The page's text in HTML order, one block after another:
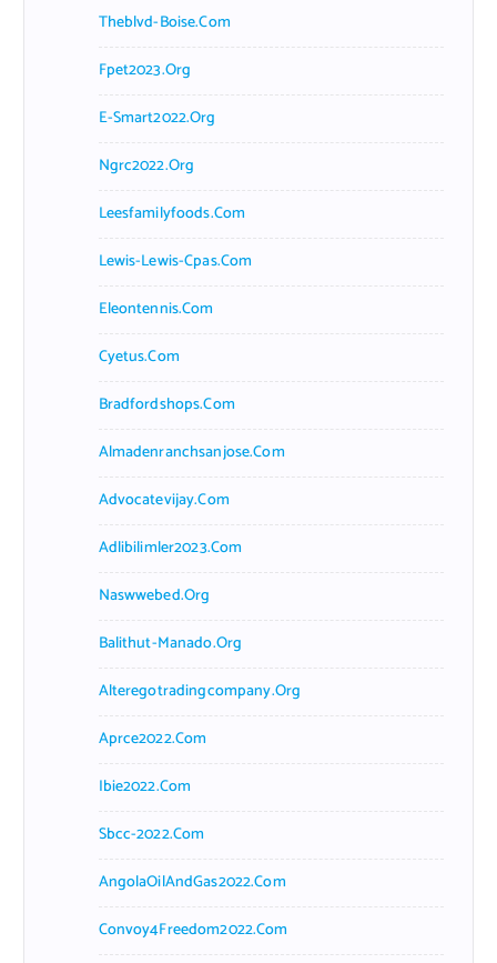
Theblvd-Boise.com
Fpet2023.org
E-Smart2022.org
Ngrc2022.org
Leesfamilyfoods.com
Lewis-Lewis-Cpas.com
Eleontennis.com
Cyetus.com
Bradfordshops.com
Almadenranchsanjose.com
Advocatevijay.com
Adlibilimler2023.com
Naswwebed.org
Balithut-Manado.org
Alteregotradingcompany.org
Aprce2022.com
Ibie2022.com
Sbcc-2022.com
AngolaOilAndGas2022.com
Convoy4Freedom2022.com